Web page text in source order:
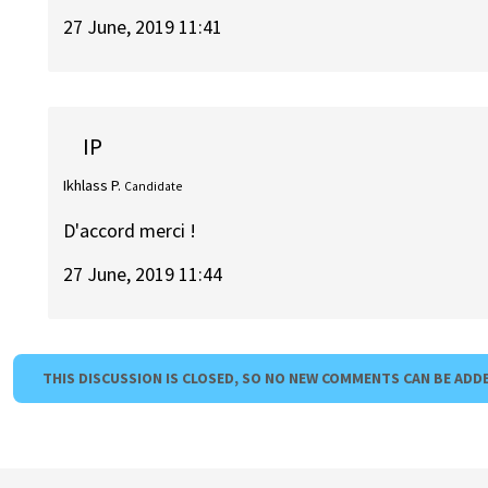
27 June, 2019 11:41
IP
Ikhlass P. Candidate
D'accord merci !
27 June, 2019 11:44
THIS DISCUSSION IS CLOSED, SO NO NEW COMMENTS CAN BE